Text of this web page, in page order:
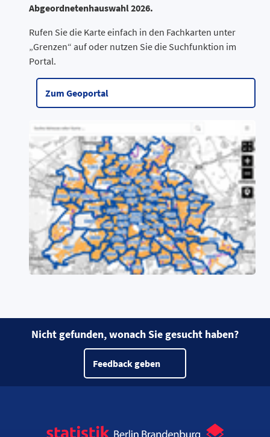
Abgeordnetenhauswahl 2026.
Rufen Sie die Karte einfach in den Fachkarten unter
„Grenzen“ auf oder nutzen Sie die Suchfunktion im
Portal.
Zum Geoportal
Nicht gefunden, wonach Sie gesucht haben?
Feedback geben